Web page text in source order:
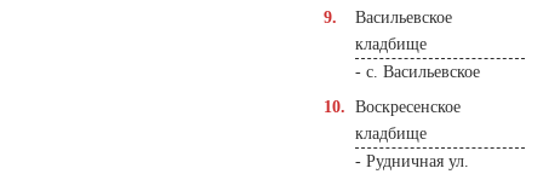
Васильевское
кладбище
- с. Васильевское
Воскресенское
кладбище
- Рудничная ул.